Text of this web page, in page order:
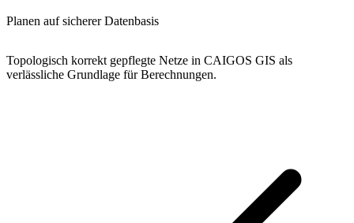
Planen auf sicherer Datenbasis
Topologisch korrekt gepflegte Netze in CAIGOS GIS als
verlässliche Grundlage für Berechnungen.